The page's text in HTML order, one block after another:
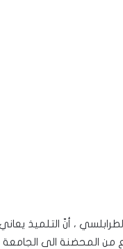
، أنّ التلميذ
من المحضنة الى الجامعة